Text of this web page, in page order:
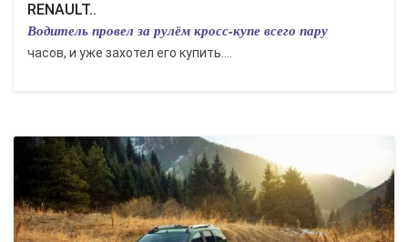
RENAULT..
Водитель провел за рулём кросс-купе всего пару
часов, и уже захотел его купить....